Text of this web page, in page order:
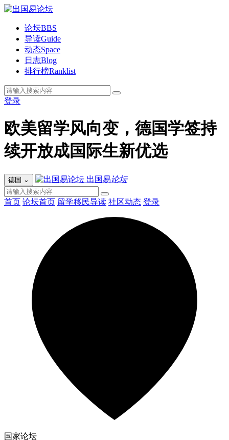
论坛BBS
导读Guide
动态Space
日志Blog
排行榜Ranklist
登录
欧美留学风向变，德国学签持
续开放成国际生新优选
德国 ⌄ 出国易论坛
首页 论坛首页 留学移民导读 社区动态 登录
国家论坛